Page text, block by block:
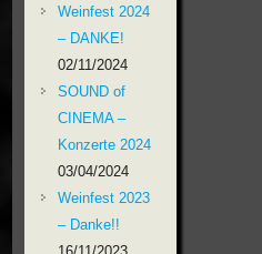
Weinfest 2024
– DANKE!
02/11/2024
SOUND of
CINEMA –
Konzerte 2024
03/04/2024
Weinfest 2023
– Danke!!